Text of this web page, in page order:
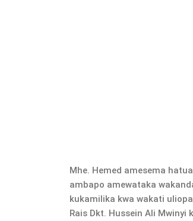
Mhe. Hemed amesema
ambapo amewataka
kukamilika kwa wakati
Rais Dkt. Hussein Ali